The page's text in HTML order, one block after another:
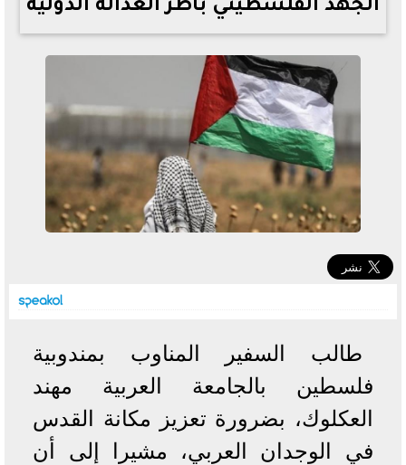
خطوات الاستعلام فور اعتمادها
تصرف مثير من ميسي ونجوم الأرجنتين قبل مواجهة مصر
تحسن حالة فضل شاكر الصحية وخروجه من المستشفى |
تفاصيل
أسعار الحديد والأسمنت اليوم الإثنين 6 - 7 - 2026
الجهد الفلسطيني بأطر العدالة الدولية
طالب السفير المناوب بمندوبية
فلسطين بالجامعة العربية مهند
العكلوك، بضرورة تعزيز مكانة القدس
في الوجدان العربي، مشيرا إلى أن